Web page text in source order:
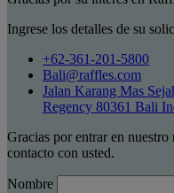
Ingrese los detalles de su
+62-361-201-5800
Bali@raffles.com
Jalan Karang Mas
Regency 80361 Bali
Gracias por entrar en
contacto con usted.
Nombre